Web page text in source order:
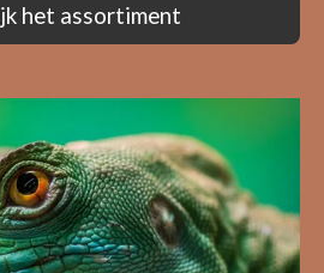
het assortiment